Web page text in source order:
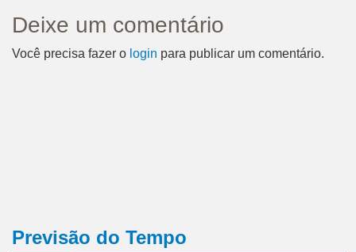
Deixe um comentário
Você precisa fazer o login para publicar um comentário.
Previsão do Tempo